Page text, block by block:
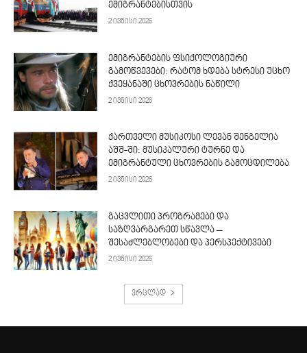
ემიგრანტებისთვის
2 ივნისი 2026
ემიგრანტების ფსიქოლოგიური
გამოწვევები: რატომ ხდება სტრესი უცხო
ქვეყანაში ცხოვრების ნაწილი
2 ივნისი 2026
ქართველი მუსიკოსი ლევან შენგელია
აშშ-ში: მუსიკალური ტურნე და
ემიგრანტული ცხოვრების გამოცდილება
2 ივნისი 2026
გაცვლითი პროგრამები და
საზღვარგარეთ სწავლა –
შესაძლებლობები და პერსპექტივები
2 ივნისი 2026
ვრცლად